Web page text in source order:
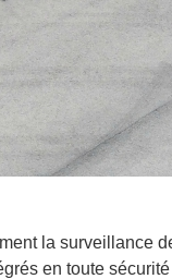
la surveillance
en toute